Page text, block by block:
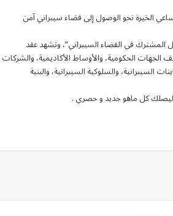
الخيرة نحو الوصول إلى فضاء سيبراني آمن
المشترك في الفضاء السيبراني”، وتشهد عقد
الحكومية، والأوساط الأكاديمية، والشركات
السيبرانية، والسلوكية السيبرانية، والبنية
ليصلك كل ماهو جديد و حصري .